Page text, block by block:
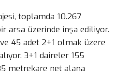
toplamda 10.267
arsa üzerinde inşa ediliyor.
45 adet 2+1 olmak üzere
3+1 daireler 155
metrekare net alana